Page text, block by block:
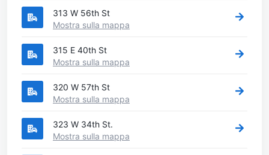
313 W 56th St
Mostra sulla mappa
315 E 40th St
Mostra sulla mappa
320 W 57th St
Mostra sulla mappa
323 W 34th St.
Mostra sulla mappa